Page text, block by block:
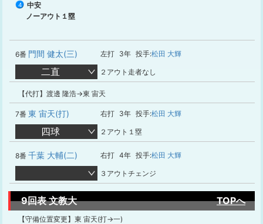
4
中安
ノーアウト１塁
6番 門間 健太(三) 左打 3年 投手:松田 大輝
二直 ２アウト走者なし
【代打】渡邊 隆浩→東 宙天
7番 東 宙天(打) 右打 3年 投手:松田 大輝
四球 ２アウト１塁
8番 千葉 大輔(二) 右打 4年 投手:松田 大輝
３アウトチェンジ
9回表 文教大 TOPへ
【守備位置変更】東 宙天(打→一)